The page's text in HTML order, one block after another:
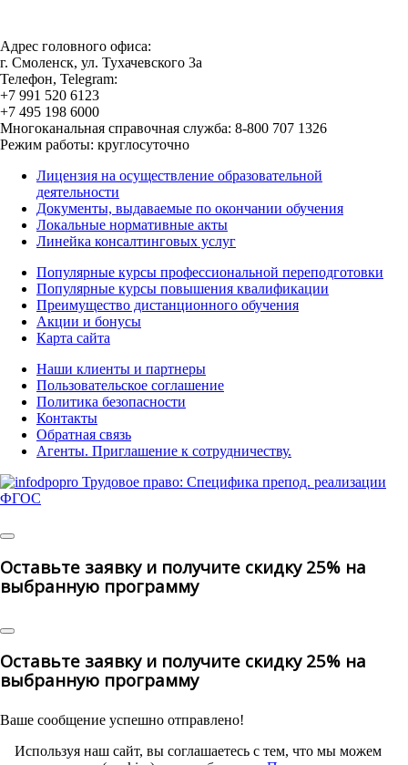
Адрес головного офиса:
г. Смоленск, ул. Тухачевского 3а
Телефон, Telegram:
+7 991 520 6123
+7 495 198 6000
Многоканальная справочная служба: 8-800 707 1326
Режим работы: круглосуточно
Лицензия на осуществление образовательной
деятельности
Документы, выдаваемые по окончании обучения
Локальные нормативные акты
Линейка консалтинговых услуг
Популярные курсы профессиональной переподготовки
Популярные курсы повышения квалификации
Преимущество дистанционного обучения
Акции и бонусы
Карта сайта
Наши клиенты и партнеры
Пользовательское соглашение
Политика безопасности
Контакты
Обратная связь
Агенты. Приглашение к сотрудничеству.
Оставьте заявку и получите скидку 25% на
выбранную программу
Оставьте заявку и получите скидку 25% на
выбранную программу
Ваше сообщение успешно отправлено!
Используя наш сайт, вы соглашаетесь с тем, что мы можем